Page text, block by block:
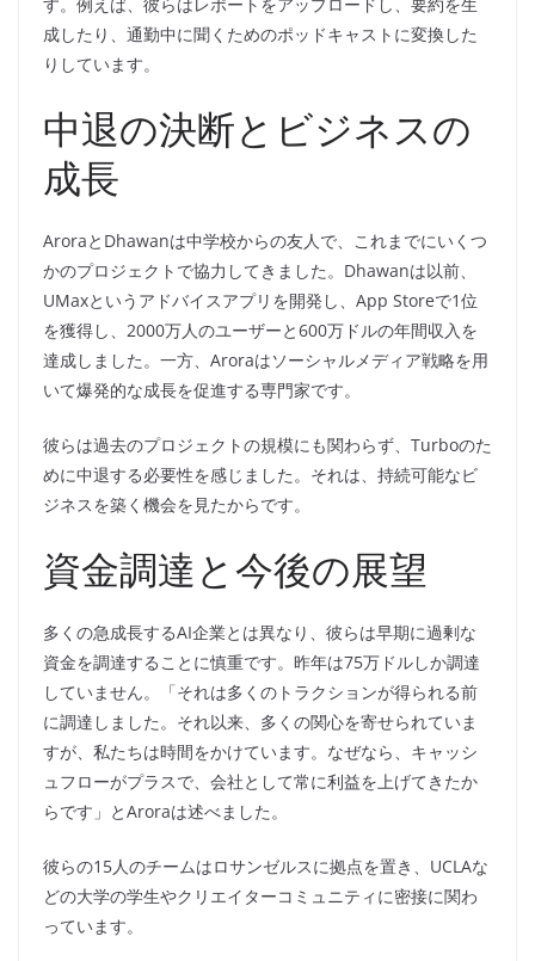
成したり、通勤中に聞くためのポッドキャストに変換した
りしています。
中退の決断とビジネスの
成長
AroraとDhawanは中学校からの友人で、これまでにいくつ
かのプロジェクトで協力してきました。Dhawanは以前、
UMaxというアドバイスアプリを開発し、App Storeで1位
を獲得し、2000万人のユーザーと600万ドルの年間収入を
達成しました。一方、Aroraはソーシャルメディア戦略を用
いて爆発的な成長を促進する専門家です。
彼らは過去のプロジェクトの規模にも関わらず、Turboのた
めに中退する必要性を感じました。それは、持続可能なビ
ジネスを築く機会を見たからです。
資金調達と今後の展望
多くの急成長するAI企業とは異なり、彼らは早期に過剰な
資金を調達することに慎重です。昨年は75万ドルしか調達
していません。「それは多くのトラクションが得られる前
に調達しました。それ以来、多くの関心を寄せられていま
すが、私たちは時間をかけています。なぜなら、キャッシ
ュフローがプラスで、会社として常に利益を上げてきたか
らです」とAroraは述べました。
彼らの15人のチームはロサンゼルスに拠点を置き、UCLAな
どの大学の学生やクリエイターコミュニティに密接に関わ
っています。